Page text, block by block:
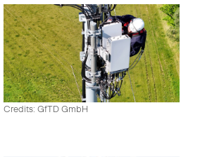
Credits: GfTD GmbH